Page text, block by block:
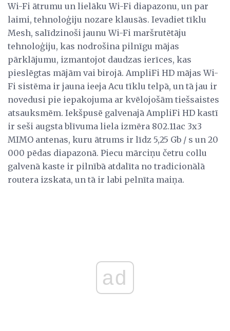
Wi-Fi ātrumu un lielāku Wi-Fi diapazonu, un par
laimi, tehnoloģiju nozare klausās. Ievadiet tīklu
Mesh, salīdzinoši jaunu Wi-Fi maršrutētāju
tehnoloģiju, kas nodrošina pilnīgu mājas
pārklājumu, izmantojot daudzas ierīces, kas
pieslēgtas mājām vai birojā. AmpliFi HD mājas Wi-
Fi sistēma ir jauna ieeja Acu tīklu telpā, un tā jau ir
novedusi pie iepakojuma ar kvēlojošām tiešsaistes
atsauksmēm. Iekšpusē galvenajā AmpliFi HD kastī
ir seši augsta blīvuma liela izmēra 802.11ac 3x3
MIMO antenas, kuru ātrums ir līdz 5,25 Gb / s un 20
000 pēdas diapazonā. Piecu mārciņu četru collu
galvenā kaste ir pilnībā atdalīta no tradicionālā
routera izskata, un tā ir labi pelnīta maiņa.
ad